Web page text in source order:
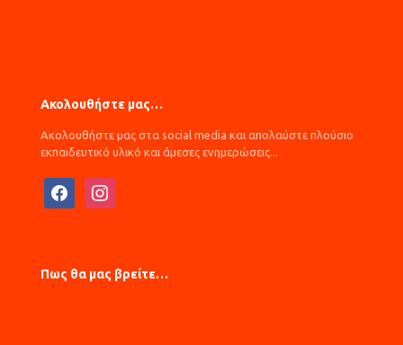
Ακολουθήστε μας…
Ακολουθήστε μας στα social media και απολαύστε πλούσιο
εκπαιδευτικό υλικό και άμεσες ενημερώσεις...
facebookinstagram
Πως θα μας βρείτε…